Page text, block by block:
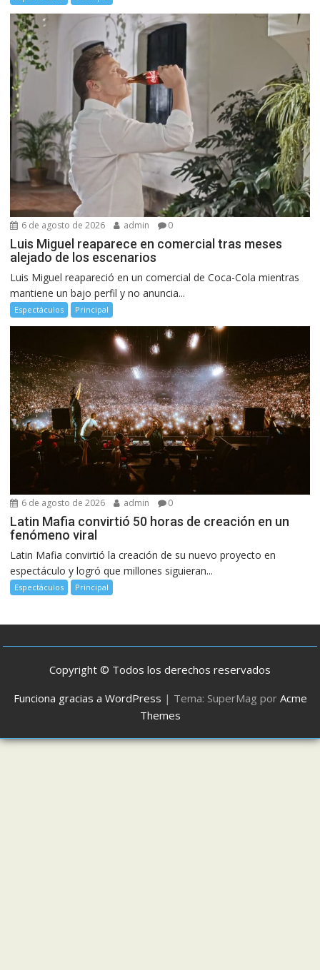
6 de agosto de 2026 admin 0
Luis Miguel reaparece en comercial tras meses
alejado de los escenarios
Luis Miguel reapareció en un comercial de Coca-Cola mientras
mantiene un bajo perfil y no anuncia...
Espectáculos Principal
6 de agosto de 2026 admin 0
Latin Mafia convirtió 50 horas de creación en un
fenómeno viral
Latin Mafia convirtió la creación de su nuevo proyecto en
espectáculo y logró que millones siguieran...
Espectáculos Principal
Copyright © Todos los derechos reservados
Funciona gracias a WordPress | Tema: SuperMag por Acme
Themes